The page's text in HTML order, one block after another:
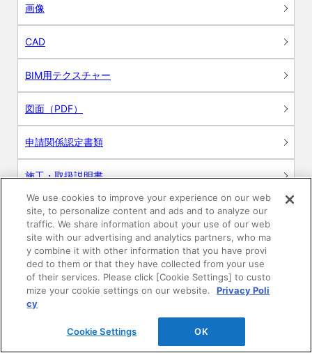
画像
CAD
BIM用テクスチャー
図面（PDF）
申請関係認定書類
施工・取扱説明書
動画
シミュレーションツール
24時間換気システム〈エアスマート〉
簡易設計見積ソフト
R&Dセンター環境測定・分析サービス
We use cookies to improve your experience on our web
site, to personalize content and ads and to analyze our
traffic. We share information about your use of our web
site with our advertising and analytics partners, who ma
y combine it with other information that you have provi
ded to them or that they have collected from your use
of their services. Please click [Cookie Settings] to custo
mize your cookie settings on our website.
Privacy Poli
cy
Cookie Settings OK